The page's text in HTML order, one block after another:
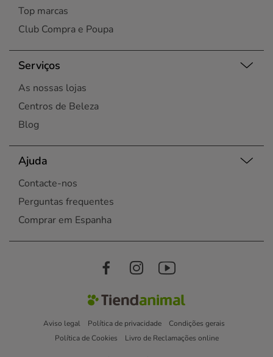
Top marcas
Club Compra e Poupa
Serviços
As nossas lojas
Centros de Beleza
Blog
Ajuda
Contacte-nos
Perguntas frequentes
Comprar em Espanha
Aviso legal Política de privacidade
Condições gerais
Política de Cookies
Livro de Reclamações online